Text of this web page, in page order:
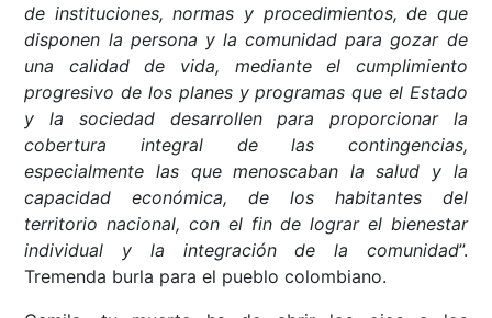
de instituciones, normas y procedimientos, de que
disponen la persona y la comunidad para gozar de
una calidad de vida, mediante el cumplimiento
progresivo de los planes y programas que el Estado
y la sociedad desarrollen para proporcionar la
cobertura integral de las contingencias,
especialmente las que menoscaban la salud y la
capacidad económica, de los habitantes del
territorio nacional, con el fin de lograr el bienestar
individual y la integración de la comunidad”.
Tremenda burla para el pueblo colombiano.